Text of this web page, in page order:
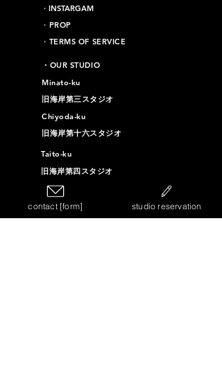
​・INSTARGAM
・PROP
・TERMS OF SERVICE
​・OUR STUDIO
Minato-ku
旧海岸第三スタジオ
Chiyoda-ku
旧海岸第十六スタジオ
Taito-ku
旧海岸第四スタジオ
旧海岸第十一スタジオ
旧海岸第十二スタジオ
contact [form] studio reservation